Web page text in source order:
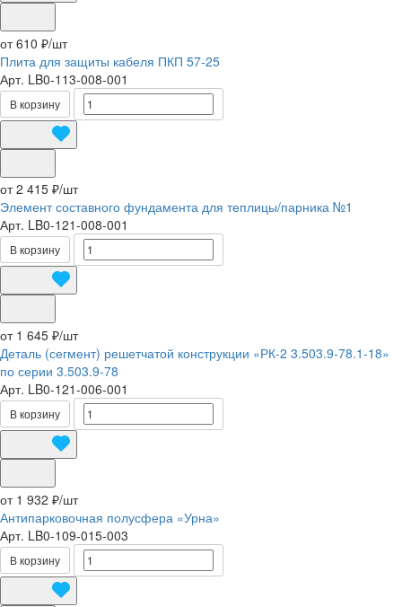
от 610 ₽/шт
Плита для защиты кабеля ПКП 57-25
Арт. LB0-113-008-001
В корзину
от 2 415 ₽/шт
Элемент составного фундамента для теплицы/парника №1
Арт. LB0-121-008-001
В корзину
от 1 645 ₽/шт
Деталь (сегмент) решетчатой конструкции «РК-2 3.503.9-78.1-18»
по серии 3.503.9-78
Арт. LB0-121-006-001
В корзину
от 1 932 ₽/шт
Антипарковочная полусфера «Урна»
Арт. LB0-109-015-003
В корзину